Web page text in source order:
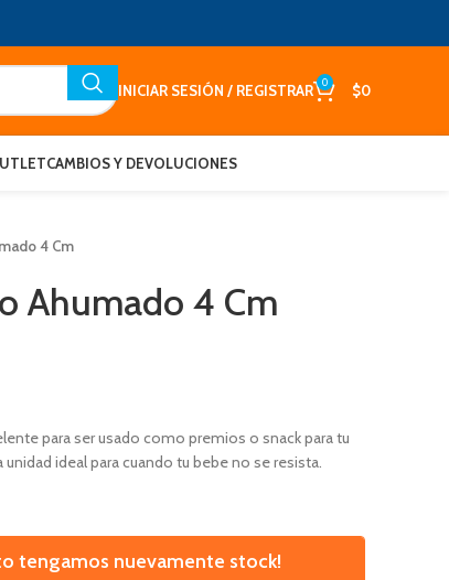
INICIAR SESIÓN / REGISTRAR 0 $0
CAMBIOS Y DEVOLUCIONES
4 Cm
Ahumado 4 Cm
para ser usado como premios o snack para tu
ideal para cuando tu bebe no se resista.
tengamos nuevamente stock!